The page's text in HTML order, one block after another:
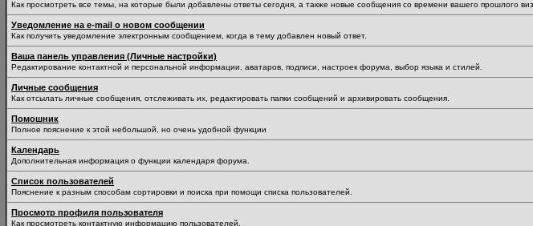
Как просмотреть все темы, на которые были добавлены ответы сегодня, а также новые сообщения со времени вашего прошлого
Уведомление на е-mail о новом сообщении
Как получить уведомление электронным сообщением, когда в тему добавлен новый ответ.
Ваша панель управления (Личные настройки)
Редактирование контактной и персональной информации, аватаров, подписи, настроек форума, выбор языка и стилей.
Личные сообщения
Как отсылать личные сообщения, отслеживать их, редактировать папки сообщений и архивировать сообщения.
Помошник
Полное пояснение к этой небольшой, но очень удобной функции
Календарь
Дополнительная информация о функции календаря форума.
Список пользователей
Пояснение к разным способам сортировки и поиска при помощи списка пользователей.
Просмотр профиля пользователя
Как просмотреть контактную информацию пользователей.